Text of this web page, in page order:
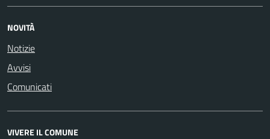
NOVITÀ
Notizie
Avvisi
Comunicati
VIVERE IL COMUNE